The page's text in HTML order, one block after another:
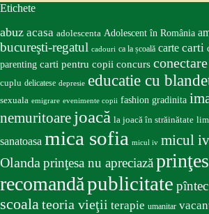
Etichete
abuz acasa adolescenta Adolescent în România
bucureşti-regatul cadouri ca la școală carte carti
parenting carti pentru copii concurs conectare
cuplu delicatese depresie educatie cu
sexuala emigrare evenimente copii fashion gradinita
nemuritoare joacă la joacă în străinătate
sanatoasa mica sofia micul iv micul
Olandaprinţesa nu apreciază
recomandăpublicitate pîntec
scoalateoria vieţii terapie umanitar